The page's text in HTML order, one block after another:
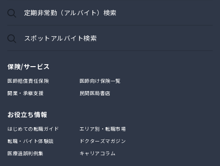
定期非常勤（アルバイト）検索
スポットアルバイト検索
保険/サービス
医師賠償責任保険
医師向け保険一覧
開業・承継支援
民間医局書店
お役立ち情報
はじめての転職ガイド
エリア別・転職市場
転職・バイト体験談
ドクターズマガジン
医療過誤判例集
キャリアコラム